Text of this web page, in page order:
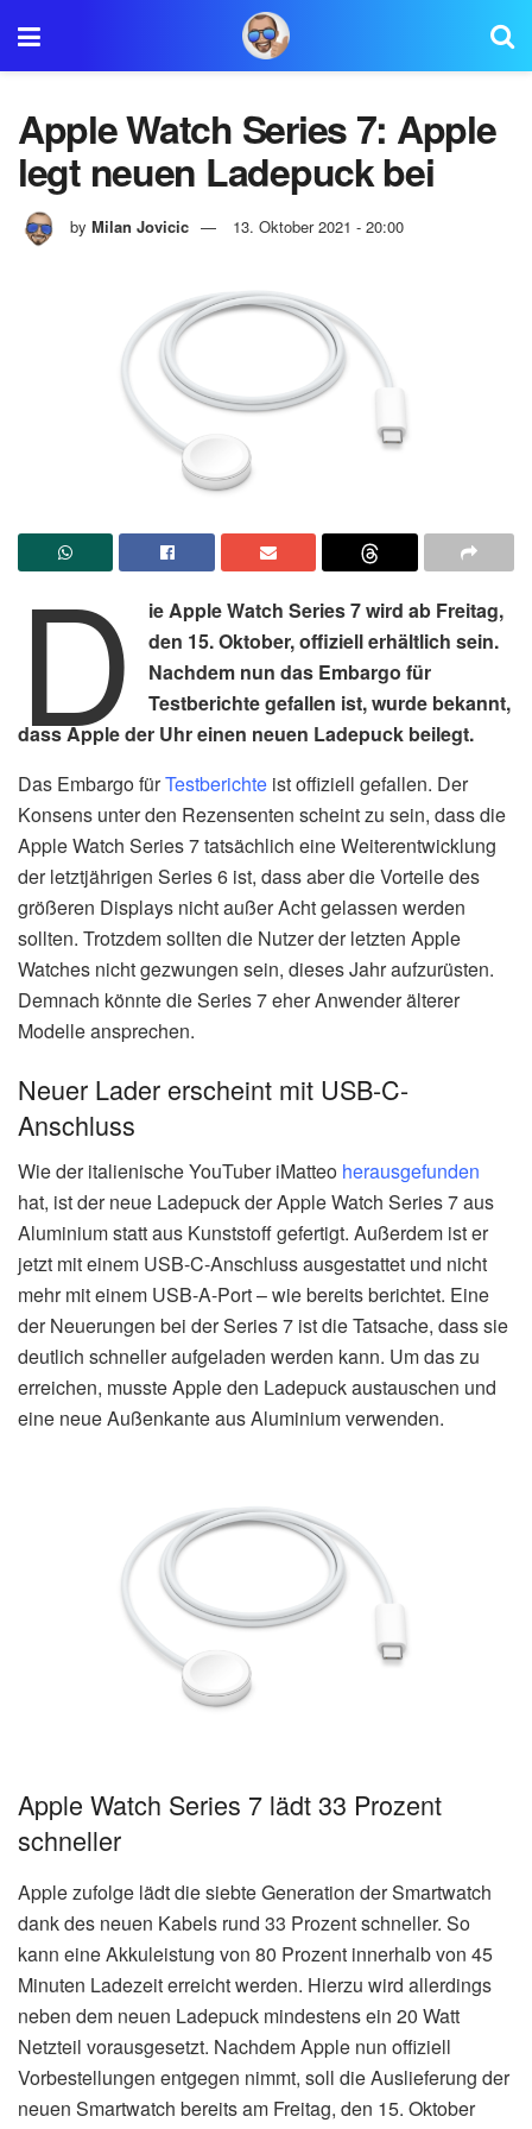
Apple Watch Series 7: Apple
legt neuen Ladepuck bei
by Milan Jovicic 13. Oktober 2021 - 20:00
D
ie Apple Watch Series 7 wird ab Freitag,
den 15. Oktober, offiziell erhältlich sein.
Nachdem nun das Embargo für
Testberichte gefallen ist, wurde bekannt,
dass Apple der Uhr einen neuen Ladepuck beilegt.
Das Embargo fürTestberichte ist offiziell gefallen. Der
Konsens unter den Rezensenten scheint zu sein, dass die
Apple Watch Series 7 tatsächlich eine Weiterentwicklung
der letztjährigen Series 6 ist, dass aber die Vorteile des
größeren Displays nicht außer Acht gelassen werden
sollten. Trotzdem sollten die Nutzer der letzten Apple
Watches nicht gezwungen sein, dieses Jahr aufzurüsten.
Demnach könnte die Series 7 eher Anwender älterer
Modelle ansprechen.
Neuer Lader erscheint mit USB-C-
Anschluss
Wie der italienische YouTuber iMatteo herausgefunden
hat, ist der neue Ladepuck der Apple Watch Series 7 aus
Aluminium statt aus Kunststoff gefertigt. Außerdem ist er
jetzt mit einem USB-C-Anschluss ausgestattet und nicht
mehr mit einem USB-A-Port – wie bereits berichtet. Eine
der Neuerungen bei der Series 7 ist die Tatsache, dass sie
deutlich schneller aufgeladen werden kann. Um das zu
erreichen, musste Apple den Ladepuck austauschen und
eine neue Außenkante aus Aluminium verwenden.
Apple Watch Series 7 lädt 33 Prozent
schneller
Apple zufolge lädt die siebte Generation der Smartwatch
dank des neuen Kabels rund 33 Prozent schneller. So
kann eine Akkuleistung von 80 Prozent innerhalb von 45
Minuten Ladezeit erreicht werden. Hierzu wird allerdings
neben dem neuen Ladepuck mindestens ein 20 Watt
Netzteil vorausgesetzt. Nachdem Apple nun offiziell
Vorbestellungen entgegen nimmt, soll die Auslieferung der
neuen Smartwatch bereits am Freitag, den 15. Oktober